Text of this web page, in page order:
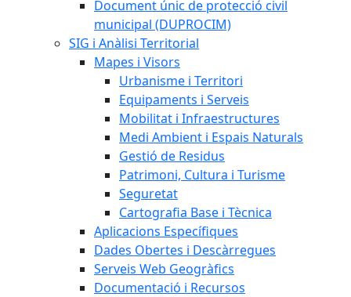
Document únic de protecció civil
municipal (DUPROCIM)
SIG i Anàlisi Territorial
Mapes i Visors
Urbanisme i Territori
Equipaments i Serveis
Mobilitat i Infraestructures
Medi Ambient i Espais Naturals
Gestió de Residus
Patrimoni, Cultura i Turisme
Seguretat
Cartografia Base i Tècnica
Aplicacions Específiques
Dades Obertes i Descàrregues
Serveis Web Geogràfics
Documentació i Recursos